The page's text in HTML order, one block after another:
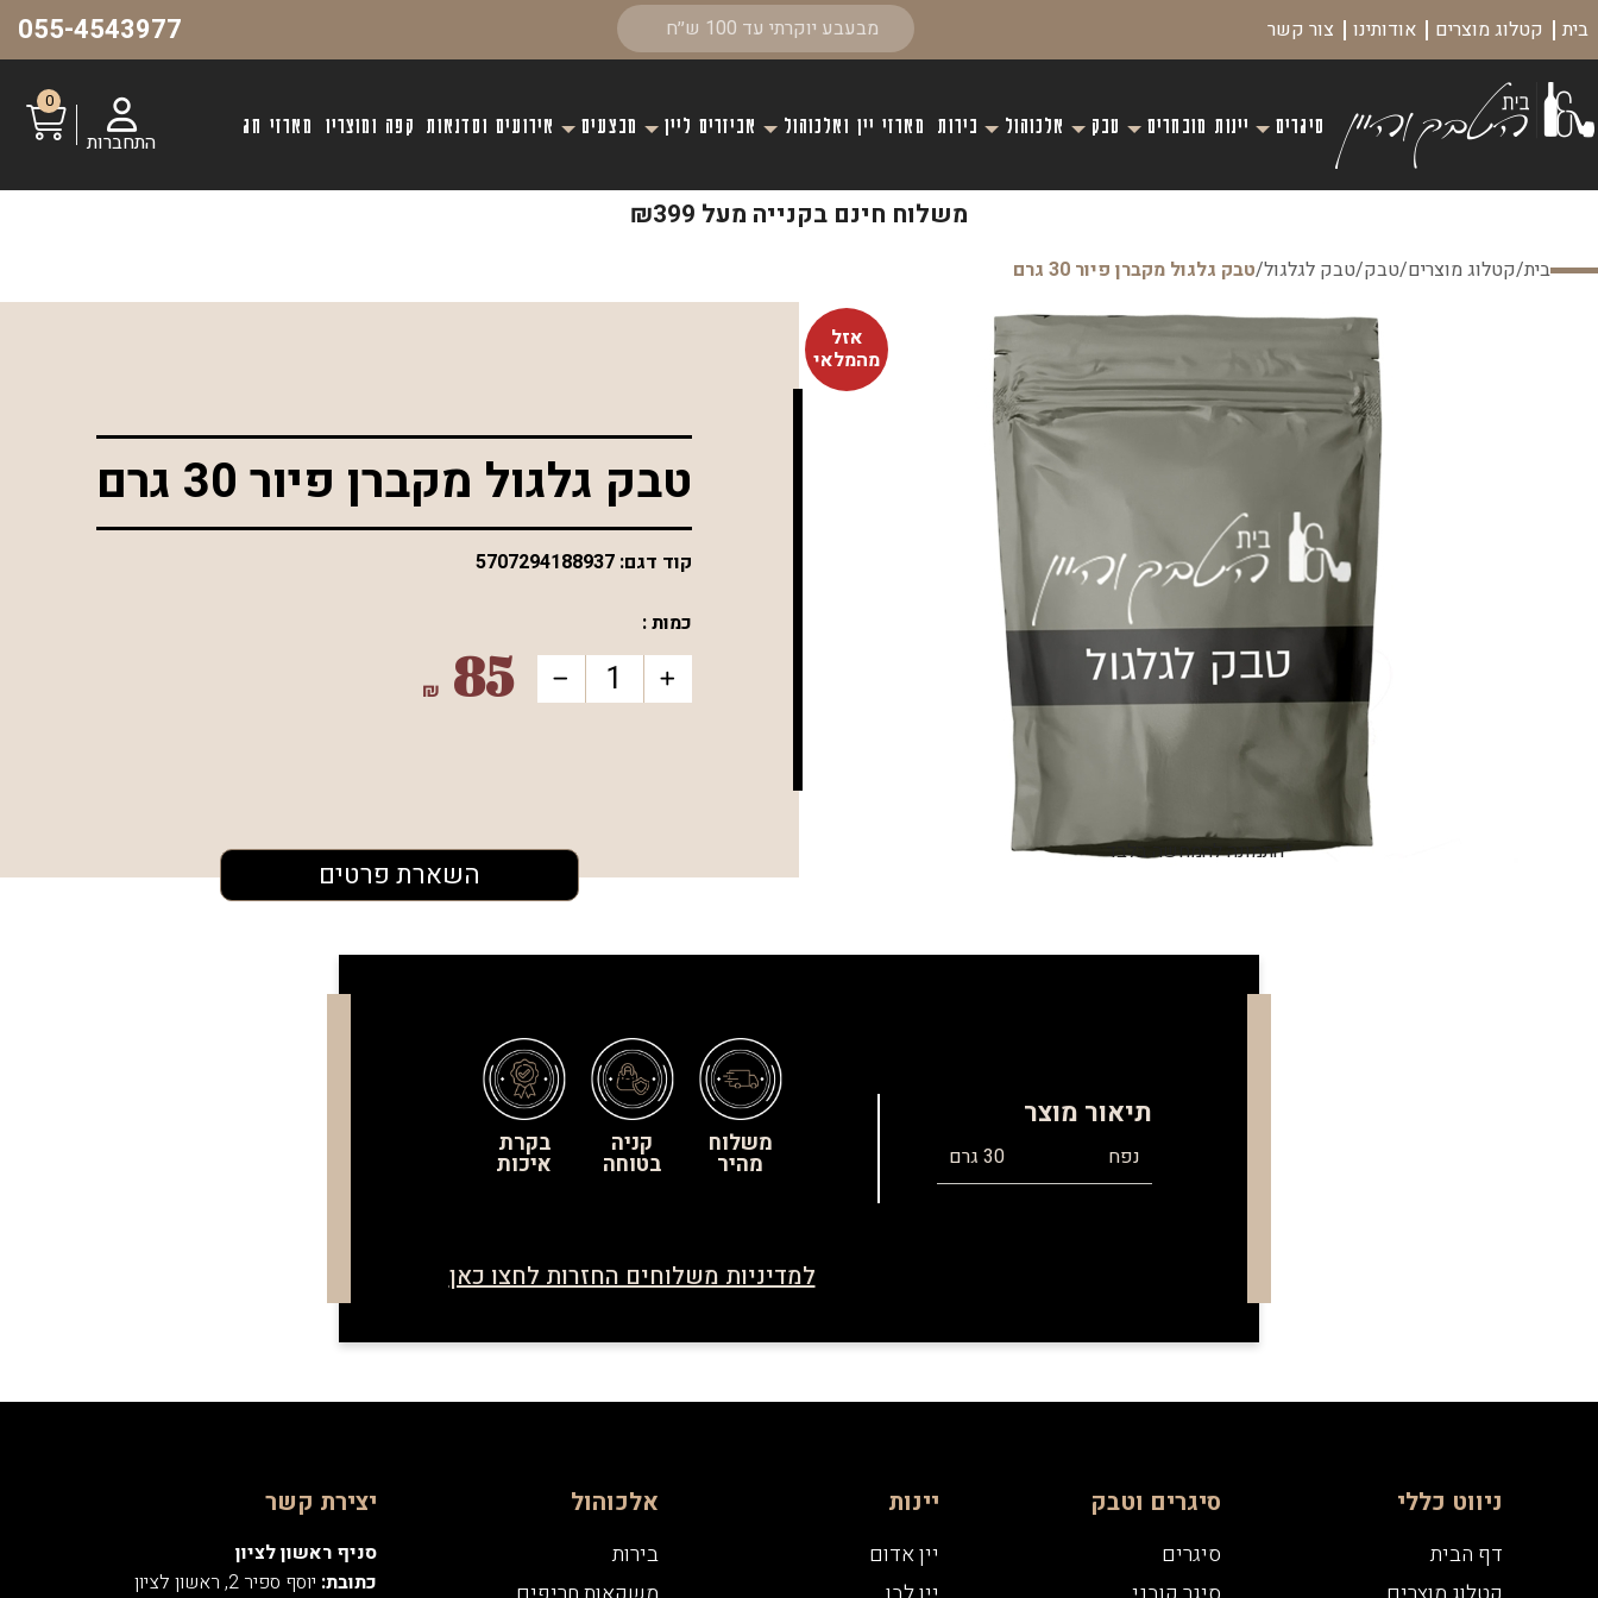
בית קטלוג מוצרים אודותינו צור קשר 055-4543977
סיגרים יינות מובחרים טבק אלכוהול בירות מארזי יין ואלכוהול אביזרים ליין מבצעים אירועים וסדנאות קפה ומוצריו מארזי חג
התחברות
0
משלוח חינם בקנייה מעל ₪399
בית/קטלוג מוצרים/טבק/טבק לגלגול/טבק גלגול מקברן פיור 30 גרם
אזל
מהמלאי
*התמונה להמחשה בלבד
טבק גלגול מקברן פיור 30 גרם
קוד דגם:5707294188937
כמות :
85
₪
השארת פרטים
תיאור מוצר
נפח 30 גרם משלוח
מהיר
קניה
בטוחה
בקרת
איכות
למדיניות משלוחים החזרות לחצו כאן
ניווט כללי
דף הבית
סיגרים וטבק
סיגרים
יינות
יין אדום
אלכוהול
בירות
יצירת קשר
סניף ראשון לציון
כתובת: יוסף ספיר 2, ראשון לציון